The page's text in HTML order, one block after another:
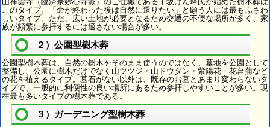
このタイプ。「命が終わった後は自然に還りたい」と願う人には最もふさわ
しいタイプ。ただ、広い土地が必要となるため交通の不便な場所が多く、家
族が頻繁に参拝するには適さない場合が多い。
２）公園型樹木葬
公園型樹木葬は、自然の樹木をそのまま使うのではなく、墓地を公園として
整備し、公園に樹木だけでなく山ツツジ・山ドウダン・紫陽花・花菖蒲など
の花を植えるタイプ。墓石がない以外は、既存のお墓とあまり変わらないタ
イプで、一般的に利便性の良い場所にあるため参拝しやすいことが多い。現
在最も多いタイプの樹木葬である。
３）ガーデニング型樹木葬